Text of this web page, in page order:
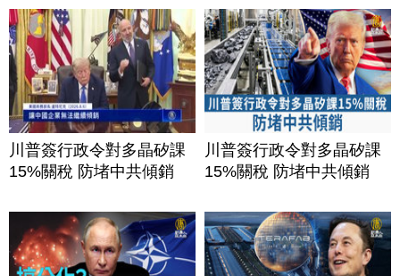
川普簽行政令對多晶矽課
15%關稅 防堵中共傾銷
川普簽行政令對多晶矽課
15%關稅 防堵中共傾銷